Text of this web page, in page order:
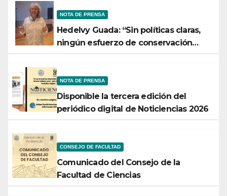
NOTA DE PRENSA
Hedelvy Guada: “Sin políticas claras,
ningún esfuerzo de conservación
NOTA DE PRENSA
Disponible la tercera edición del
periódico digital de Noticiencias 2026
CONSEJO DE FACULTAD
Comunicado del Consejo de la
Facultad de Ciencias